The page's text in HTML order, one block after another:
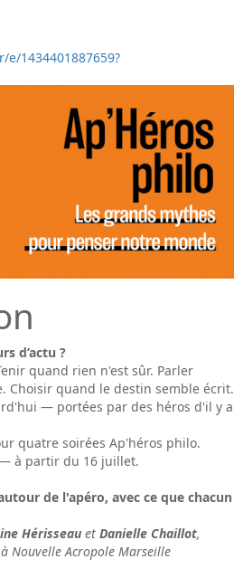
1434401887659?
d’actu ?
quand rien n'est sûr. Parler
Choisir quand le destin semble écrit.
— portées par des héros d'il y a
quatre soirées Ap'héros philo.
à partir du 16 juillet.
de l'apéro, avec ce que chacun
Hérisseau et Danielle Chaillot,
Nouvelle Acropole Marseille